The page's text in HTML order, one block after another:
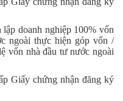
lập doanh nghiệp 100% vốn
ngoài thực hiện góp vốn /
vốn nhà đầu tư nước ngoài
Giấy chứng nhận đăng ký